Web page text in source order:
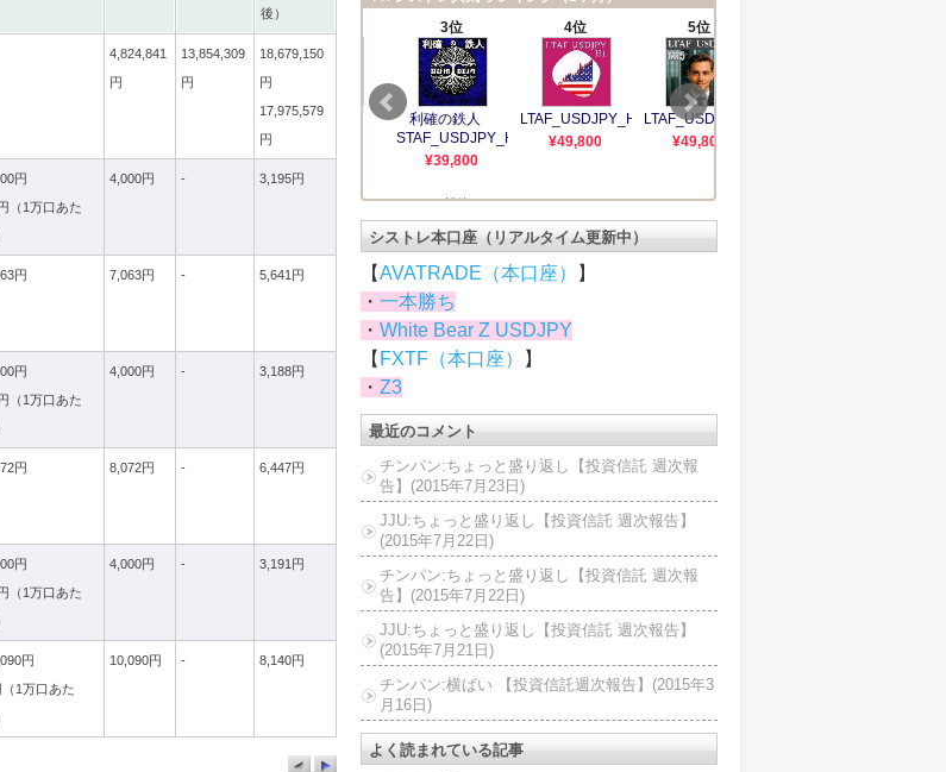
後）
4,824,841
円
13,854,309
円
18,679,150
円
17,975,579
円
円
（1万口あた
4,000円 - 3,195円
円 7,063円 - 5,641円
円
（1万口あた
4,000円 - 3,188円
円 8,072円 - 6,447円
円
（1万口あた
4,000円 - 3,191円
円
（1万口あた
10,090円 - 8,140円
シストレ本口座（リアルタイム更新中）
【AVATRADE（本口座）
】
・ 一本勝ち
・ White Bear Z USDJPY
【 FXTF（本口座）
】
・ Z3
最近のコメント
チンパン:ちょっと盛り返し【投資信託 週次報
告】(2015年7月23日)
JJU:ちょっと盛り返し【投資信託 週次報告】
(2015年7月22日)
チンパン:ちょっと盛り返し【投資信託 週次報
告】(2015年7月22日)
JJU:ちょっと盛り返し【投資信託 週次報告】
(2015年7月21日)
チンパン:横ばい 【投資信託週次報告】(2015年3
月16日)
よく読まれている記事